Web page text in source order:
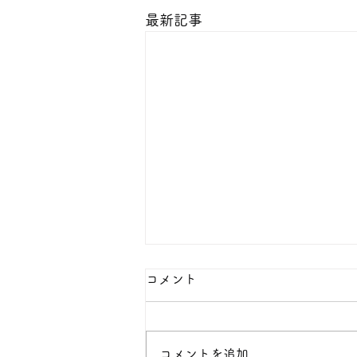
最新記事
本日の１８金 買取 預り価格
円で預かります。買い取ります。
次回のお休みは８月８日です。
コメント
コメントを追加…